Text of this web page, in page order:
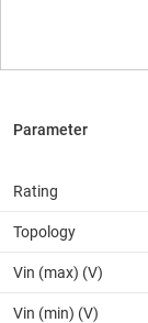
Rating
Topology
Vin (max) (V)
Vin (min) (V)